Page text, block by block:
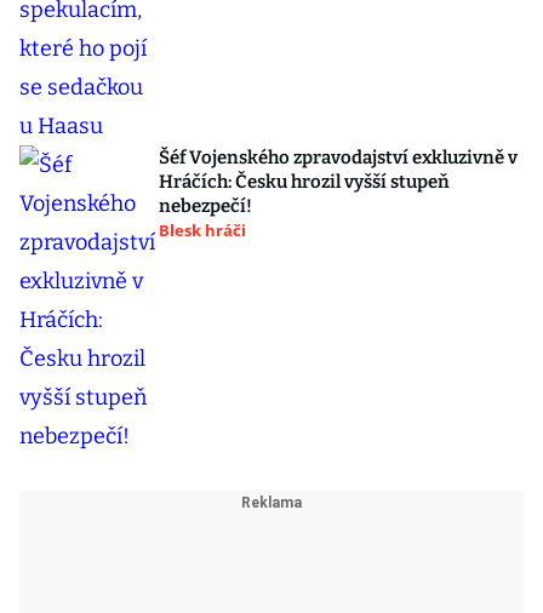
Šéf Vojenského zpravodajství exkluzivně v
Hráčích: Česku hrozil vyšší stupeň
nebezpečí!
Blesk hráči